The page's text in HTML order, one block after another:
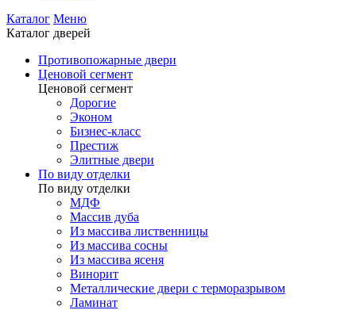
Каталог Меню
Каталог дверей
Противопожарные двери
Ценовой сегмент
Ценовой сегмент
Дорогие
Эконом
Бизнес-класс
Престиж
Элитные двери
По виду отделки
По виду отделки
МДФ
Массив дуба
Из массива лиственницы
Из массива сосны
Из массива ясеня
Винорит
Металлические двери с терморазрывом
Ламинат